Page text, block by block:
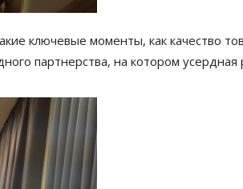
ключевые моменты, как качество
партнерства, на котором усердная